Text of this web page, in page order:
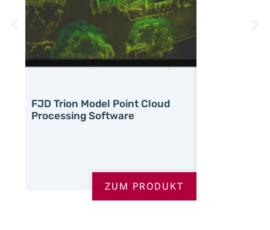
FJD Trion Model Point Cloud
Processing Software
ZUM PRODUKT